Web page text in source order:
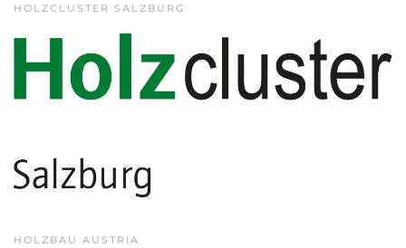
HOLZCLUSTER SALZBURG
HOLZBAU AUSTRIA